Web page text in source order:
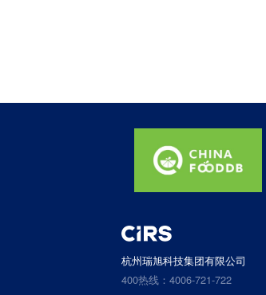
杭州瑞旭科技集团有限公司
400热线：4006-721-722